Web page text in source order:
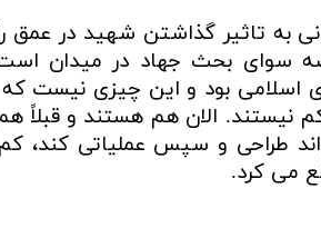
به تاثیر گذاشتن شهید در عمق
بحث جهاد در میدان است.
اسلامی بود و این چیزی نیست
نیستند. الان هم هستند و قبلاً
طراحی و سپس عملیاتی کند،
می کرد.